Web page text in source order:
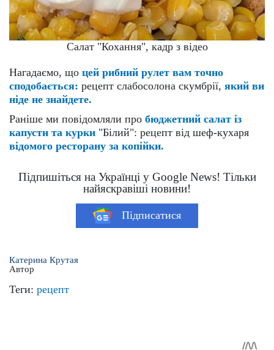
Салат "Кохання", кадр з відео
Нагадаємо, що цей рибний рулет вам точно
сподобається: рецепт слабосолона скумбрії, який ви
ніде не знайдете.
Раніше ми повідомляли про бюджетний салат із
капусти та курки "Білий": рецепт від шеф-кухаря
відомого ресторану за копійки.
Підпишіться на Українці у Google News! Тільки
найяскравіші новини!
Підписатися
Катерина Крутая
Автор
Теги: рецепт